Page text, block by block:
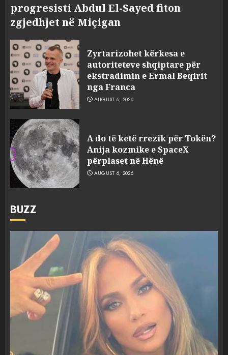
progresisti Abdul El-Sayed fiton
zgjedhjet në Miçigan
Zyrtarizohet kërkesa e
autoriteteve shqiptare për
ekstradimin e Ermal Beqirit
nga Franca
AUGUST 6, 2026
A do të ketë rrezik për Tokën?
Anija kozmike e SpaceX
përplaset në Hënë
AUGUST 6, 2026
BUZZ